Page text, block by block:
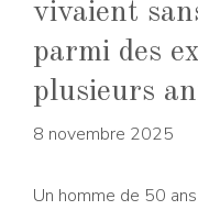
vivaient
parmi des
plusieurs
8 novembre 2025
Un homme de 50